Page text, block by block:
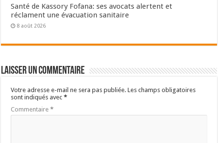
Santé de Kassory Fofana: ses avocats alertent et
réclament une évacuation sanitaire
8 août 2026
Laisser un commentaire
Votre adresse e-mail ne sera pas publiée. Les champs obligatoires
sont indiqués avec*
Commentaire*